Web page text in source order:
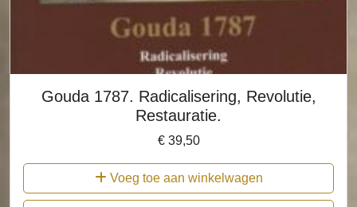
Gouda 1787. Radicalisering, Revolutie,
Restauratie.
€39,50
Voeg toe aan winkelwagen